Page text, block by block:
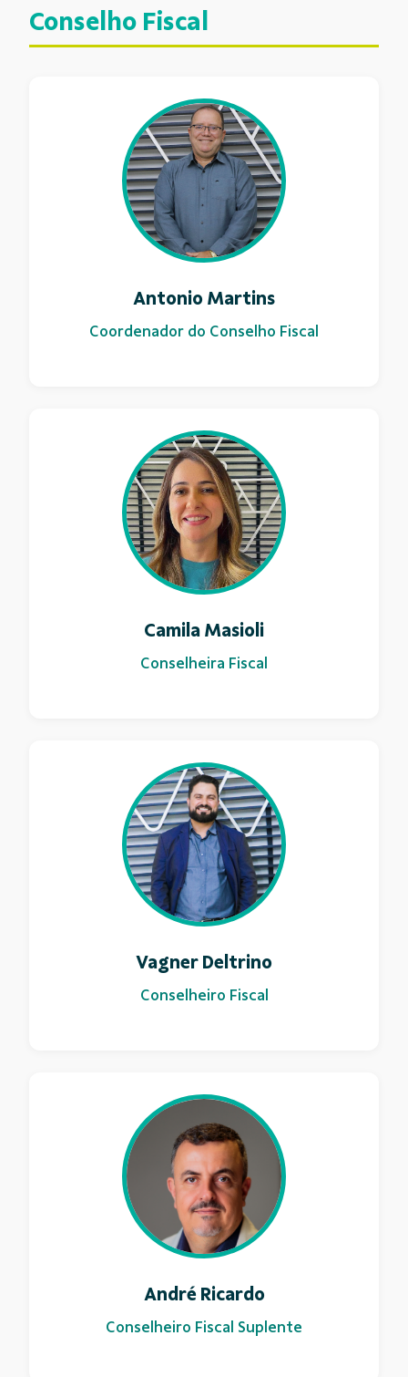
Conselho Fiscal
Antonio Martins
Coordenador do Conselho Fiscal
Camila Masioli
Conselheira Fiscal
Vagner Deltrino
Conselheiro Fiscal
André Ricardo
Conselheiro Fiscal Suplente